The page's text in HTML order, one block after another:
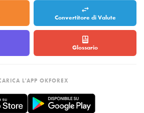
Convertitore di Valute
Glossario
L'APP OKFOREX